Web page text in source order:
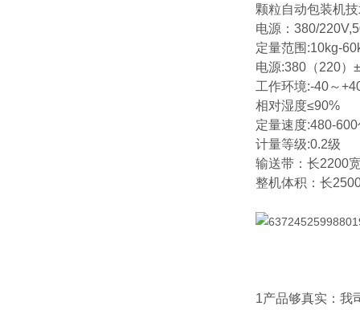
颗粒自动包装机
电源：380/
定量范围:10kg-
电源:380（220）
工作环境:-40～
相对湿度≤90%
定量速度:480-
计量等级:0.2级
输送带：长2200
整机体积：长
1产品够真实：我